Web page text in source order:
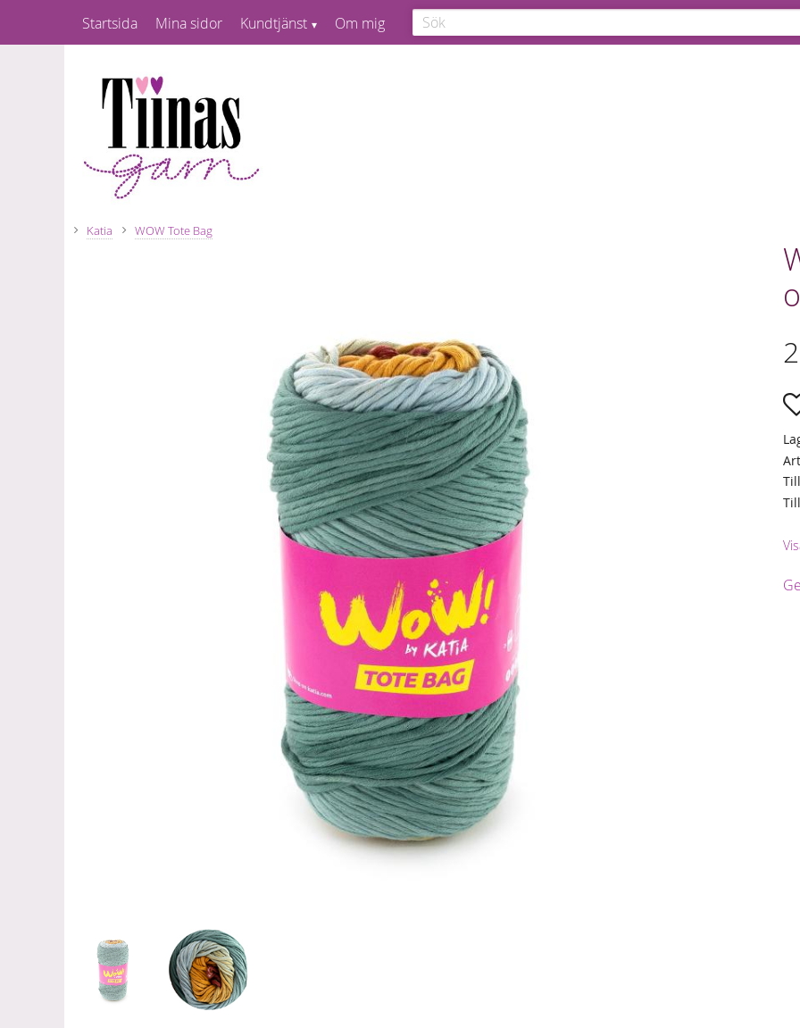
Startsida Mina sidor Kundtjänst Om mig
Katia WOW Tote Bag